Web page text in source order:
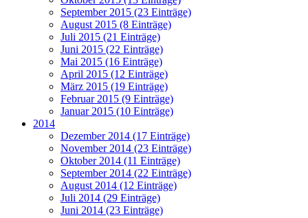
September 2015 (23 Einträge)
August 2015 (8 Einträge)
Juli 2015 (21 Einträge)
Juni 2015 (22 Einträge)
Mai 2015 (16 Einträge)
April 2015 (12 Einträge)
März 2015 (19 Einträge)
Februar 2015 (9 Einträge)
Januar 2015 (10 Einträge)
2014
Dezember 2014 (17 Einträge)
November 2014 (23 Einträge)
Oktober 2014 (11 Einträge)
September 2014 (22 Einträge)
August 2014 (12 Einträge)
Juli 2014 (29 Einträge)
Juni 2014 (23 Einträge)